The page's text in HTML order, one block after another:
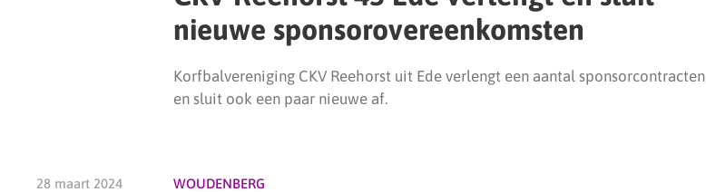
nieuwe sponsorovereenkomsten
Korfbalvereniging CKV Reehorst uit Ede verlengt een aantal sponsorcontracten
en sluit ook een paar nieuwe af.
28 maart 2024 WOUDENBERG